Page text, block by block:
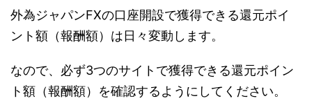
外為ジャパンFXの口座開設で獲得できる還元ポイ
ント額（報酬額）は日々変動します。
なので、必ず3つのサイトで獲得できる還元ポイン
ト額（報酬額）を確認するようにしてください。